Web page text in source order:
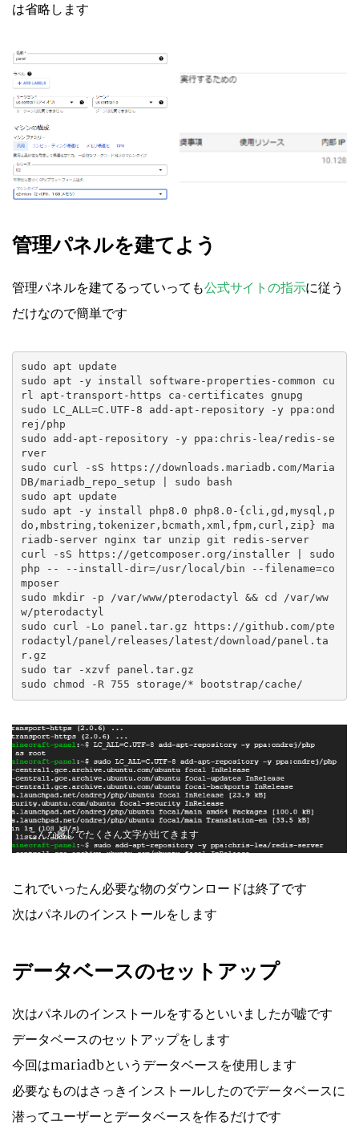
は省略します
管理パネルを建てよう
管理パネルを建てるっていっても公式サイトの指示に従う
だけなので簡単です
sudo apt update
sudo apt -y install software-properties-common cu
rl apt-transport-https ca-certificates gnupg
sudo LC_ALL=C.UTF-8 add-apt-repository -y ppa:ond
rej/php
sudo add-apt-repository -y ppa:chris-lea/redis-se
rver
sudo curl -sS https://downloads.mariadb.com/Maria
DB/mariadb_repo_setup | sudo bash
sudo apt update
sudo apt -y install php8.0 php8.0-{cli,gd,mysql,p
do,mbstring,tokenizer,bcmath,xml,fpm,curl,zip} ma
riadb-server nginx tar unzip git redis-server
curl -sS https://getcomposer.org/installer | sudo
php -- --install-dir=/usr/local/bin --filename=co
mposer
sudo mkdir -p /var/www/pterodactyl && cd /var/ww
w/pterodactyl
sudo curl -Lo panel.tar.gz https://github.com/pte
rodactyl/panel/releases/latest/download/panel.ta
r.gz
sudo tar -xzvf panel.tar.gz
sudo chmod -R 755 storage/* bootstrap/cache/
こんな感じでたくさん文字が出てきます
これでいったん必要な物のダウンロードは終了です
次はパネルのインストールをします
データベースのセットアップ
次はパネルのインストールをするといいましたが嘘です
データベースのセットアップをします
今回はmariadbというデータベースを使用します
必要なものはさっきインストールしたのでデータベースに
潜ってユーザーとデータベースを作るだけです